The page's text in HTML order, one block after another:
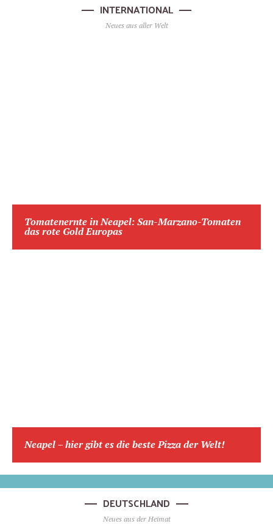
INTERNATIONAL
Neues aus aller Welt
Tomatenernte in Neapel: San-Marzano-Tomaten
das rote Gold Europas
Neapel – hier gibt es die beste Pizza der Welt!
DEUTSCHLAND
Neues aus der Heimat